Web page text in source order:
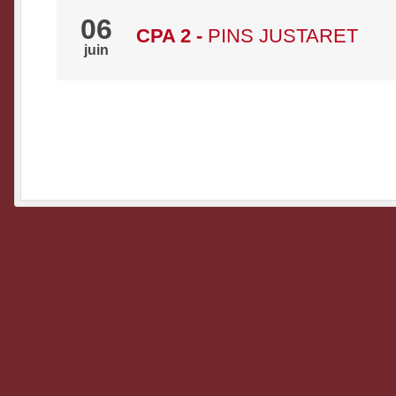
06
juin
CPA 2 - PINS JUSTARET